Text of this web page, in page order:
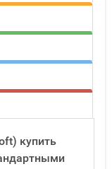
купить